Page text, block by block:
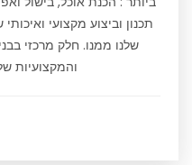
תכנון וביצוע מקצועי
שלנו ממנו. חלק מרכזי
והמקצועיות